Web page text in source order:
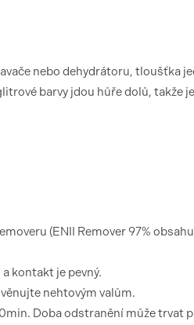
nebo dehydrátoru, tloušťka
barvy jdou hůře dolů, takže
(ENII Remover 97%
kontakt je pevný.
nehtovým valům.
Doba odstranění může trvat